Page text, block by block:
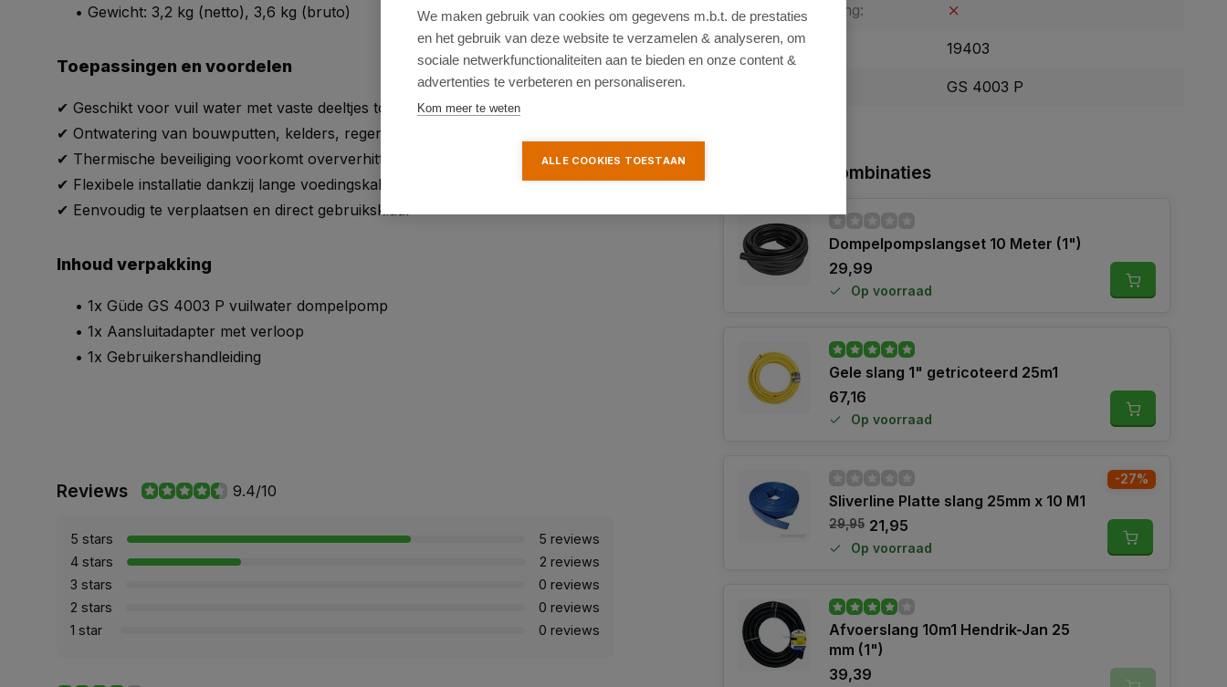
• Gewicht: 3,2 kg (netto), 3,6 kg (bruto)
Toepassingen en voordelen
✔ Geschikt voor vuil water met vaste deeltjes tot 25 mm
✔ Ontwatering van bouwputten, kelders, regentonnen, vijvers en meer
✔ Thermische beveiliging voorkomt oververhitting van de motor
✔ Flexibele installatie dankzij lange voedingskabel
✔ Eenvoudig te verplaatsen en direct gebruiksklaar
Inhoud verpakking
• 1x Güde GS 4003 P vuilwater dompelpomp
• 1x Aansluitadapter met verloop
• 1x Gebruikershandleiding
Reviews 9.4/10
5 stars
5 reviews
4 stars
2 reviews
3 stars
0 reviews
2 stars
0 reviews
1 star
0 reviews
Garantie-verlenging:
SKU: 19403
GS 4003 P
Aanbevolen combinaties
Dompelpompslangset 10 Meter (1")
29,99
Op voorraad
Gele slang 1" getricoteerd 25m1
67,16
Op voorraad
Sliverline Platte slang 25mm x 10 M1
29,95 21,95
Op voorraad
-27%
Afvoerslang 10m1 Hendrik-Jan 25
mm (1")
39,39
We maken gebruik van cookies om gegevens m.b.t. de prestaties
en het gebruik van deze website te verzamelen & analyseren, om
sociale netwerkfunctionaliteiten aan te bieden en onze content &
advertenties te verbeteren en personaliseren.
Kom meer te weten
ALLE COOKIES TOESTAAN